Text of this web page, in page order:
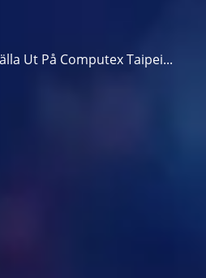
Ut På Computex Taipei...